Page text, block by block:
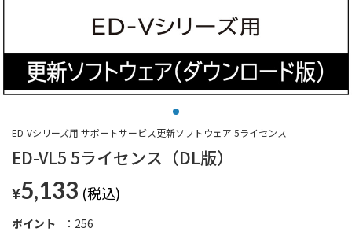
ED-VL5 5ライセンス（DL版）
ED-Vシリーズ用 サポートサービス更新ソフトウェア 5ライセンス
¥5,133
ポイント
256